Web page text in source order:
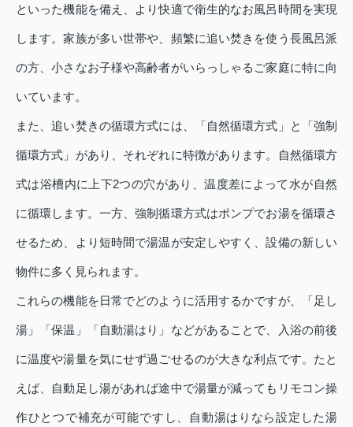
といった機能を備え、より快適で衛生的なお風呂時間を実現
します。家族が多い世帯や、頻繁に追い焚きを使う長風呂派
の方、小さなお子様や高齢者がいらっしゃるご家庭に特に向
いています。
また、追い焚きの循環方式には、「自然循環方式」と「強制
循環方式」があり、それぞれに特徴があります。自然循環方
式は浴槽内に上下2つの穴があり、温度差によって水が自然
に循環します。一方、強制循環方式はポンプでお湯を循環さ
せるため、より短時間で湯温が安定しやすく、設備の新しい
物件に多く見られます。
これらの機能を日常でどのように活用するかですが、「足し
湯」「保温」「自動湯はり」などがあることで、入浴の前後
に温度や湯量を気にせず過ごせるのが大きな利点です。たと
えば、自動足し湯があれば途中で湯量が減ってもリモコン操
作ひとつで補充が可能ですし、自動湯はりなら設定した湯